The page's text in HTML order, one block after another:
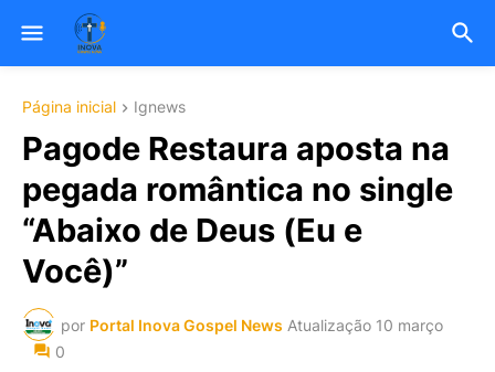
Página inicial Ignews
Pagode Restaura aposta na
pegada romântica no single
“Abaixo de Deus (Eu e
Você)”
por Portal Inova Gospel News Atualização 10 março
0